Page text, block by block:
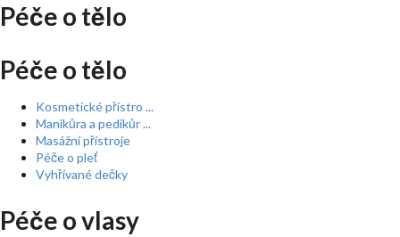
Péče o tělo
Péče o tělo
Kosmetické přístro ...
Manikůra a pedikůr ...
Masážní přístroje
Péče o pleť
Vyhřívané dečky
Péče o vlasy